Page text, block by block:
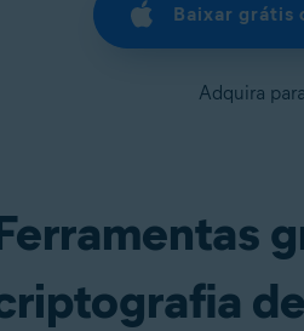
Baixar grátis
Adquira para